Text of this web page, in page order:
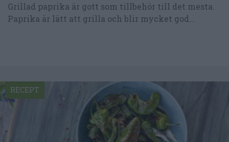
Grillad paprika är gott som tillbehör till det mesta.
Paprika är lätt att grilla och blir mycket god...
RECEPT